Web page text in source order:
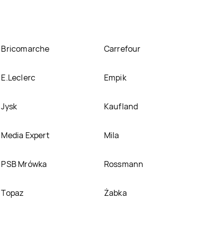
Bricomarche Carrefour
E.Leclerc Empik
Jysk Kaufland
Media Expert Mila
PSB Mrówka Rossmann
Topaz Żabka